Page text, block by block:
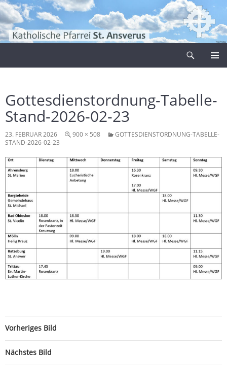
Zum
Inhalt
springen
Gottesdienstordnung-Tabelle-
Stand-2026-02-23
23. FEBRUAR 2026 900 × 508
GOTTESDIENSTORDNUNG-TABELLE-
STAND-2026-02-23
Vorheriges Bild
Nächstes Bild